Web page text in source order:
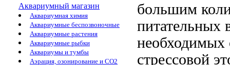
Аквариумный магазин
Аквариумная химия
Аквариумные беспозвоночные
Аквариумные растения
Аквариумные рыбки
Аквариумы и тумбы
Аэрация, озонирование и CO2
большим
питательных
необходимых
стрессовой